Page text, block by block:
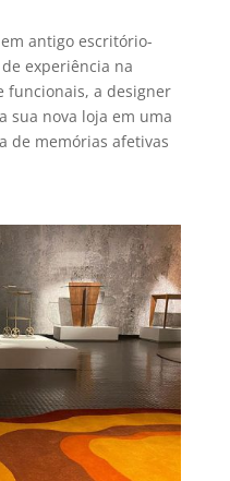
antigo escritório-
experiência na
funcionais, a designer
sua nova loja em uma
de memórias afetivas